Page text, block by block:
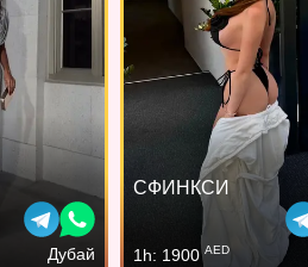
Дубай
СФИНКСИ
1h: 1900AED